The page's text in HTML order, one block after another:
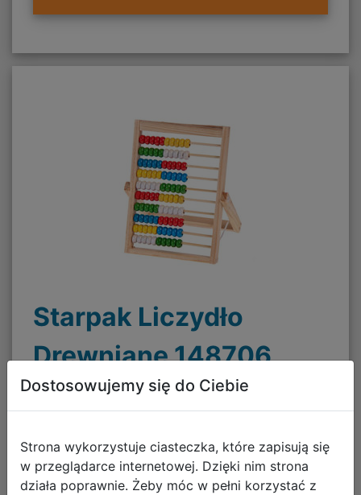
Starpak Liczydło
Drewniane 148706
Termin wysyłki: wysyłka w poniedziałek
Dostosowujemy się do Ciebie
Strona wykorzystuje ciasteczka, które zapisują się
w przeglądarce internetowej. Dzięki nim strona
działa poprawnie. Żeby móc w pełni korzystać z